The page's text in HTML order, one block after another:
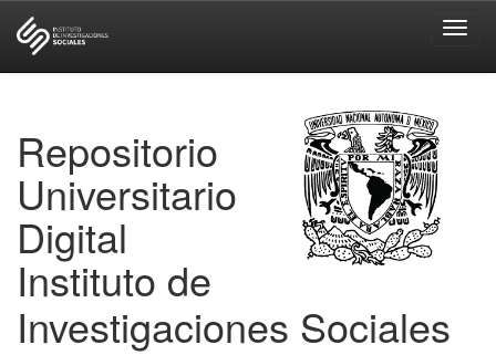
Repositorio
Universitario
Digital
Instituto de
Investigaciones Sociales